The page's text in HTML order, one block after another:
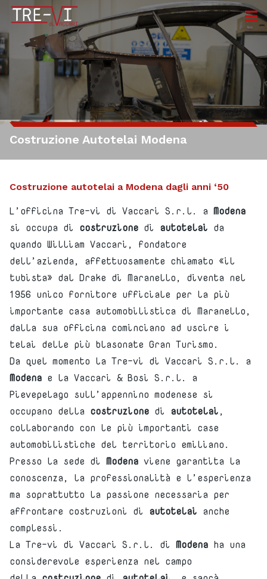
home
lavorazioni +
certificazioni
lavora con noi
contatti
Costruzione Autotelai Modena
Costruzione autotelai a Modena dagli anni ‘50
L’officina Tre-vi di Vaccari S.r.l. a Modena
si occupa di costruzione di autotelai da
quando William Vaccari, fondatore
dell’azienda, affettuosamente chiamato «il
tubista» dal Drake di Maranello, diventa nel
1956 unico fornitore ufficiale per la più
importante casa automobilistica di Maranello,
dalla sua officina cominciano ad uscire i
telai delle più blasonate Gran Turismo.
Da quel momento la Tre-vi di Vaccari S.r.l. a
Modena e la Vaccari & Bosi S.r.l. a
Pievepelago sull’appennino modenese si
occupano della costruzione di autotelai,
collaborando con le più importanti case
automobilistiche del territorio emiliano.
Presso la sede di Modena viene garantita la
conoscenza, la professionalità e l’esperienza
ma soprattutto la passione necessaria per
affrontare costruzioni di autotelai anche
complessi.
La Tre-vi di Vaccari S.r.l. di Modena ha una
considerevole esperienza nel campo